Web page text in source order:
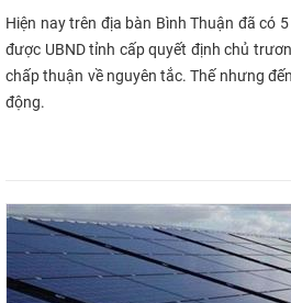
Hiện nay trên địa bàn Bình Thuận đã có
được UBND tỉnh cấp quyết định chủ
chấp thuận về nguyên tắc. Thế nhưng
động.